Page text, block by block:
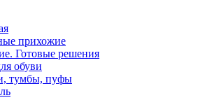
прихожие
Готовые решения
обуви
тумбы, пуфы